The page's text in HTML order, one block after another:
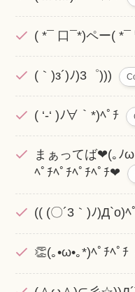
( *¯ 口¯*)ペー(
(｀)з´)ﾉ)3゜)))
( ‘-‘ )ﾉ∀｀*)ﾍﾟﾁ
まぁってば❤(｡ﾉ
ﾍﾟﾁﾍﾟﾁﾍﾟﾁﾍﾟﾁ❤
(( (〇´3｀)ﾉ)Д`o)ﾍ
👏(｡•ω•｡*)ﾍﾟﾁﾍﾟﾁ